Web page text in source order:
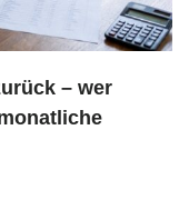
– wer